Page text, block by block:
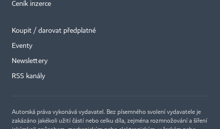
Ceník inzerce
Koupit / darovat předplatné
Eventy
Newslettery
RSS kanály
Autorská práva vykonává vydavatel. Bez písemného svolení vydavatele je
zakázáno jakékoli užití částí nebo celku díla, zejména rozmnožování a šíření